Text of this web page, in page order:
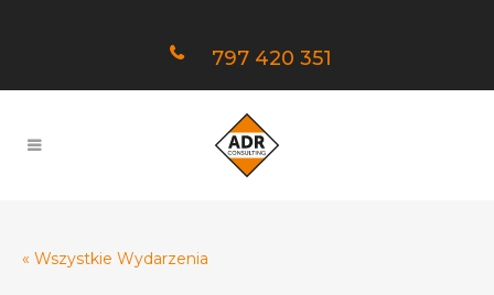
797 420 351
« Wszystkie Wydarzenia